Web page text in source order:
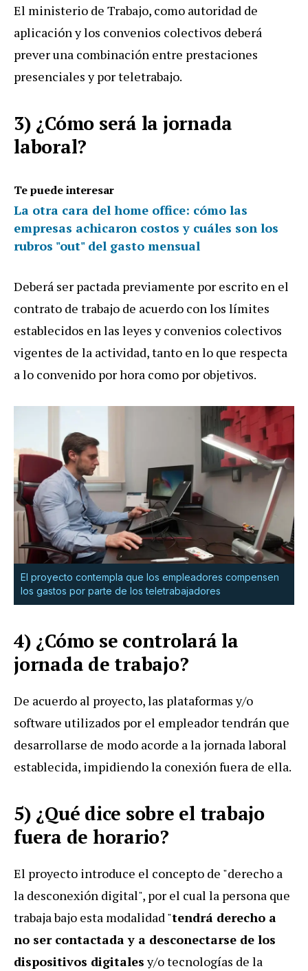
El ministerio de Trabajo, como autoridad de
aplicación y los convenios colectivos deberá
prever una combinación entre prestaciones
presenciales y por teletrabajo.
3) ¿Cómo será la jornada
laboral?
Te puede interesar
La otra cara del home office: cómo las
empresas achicaron costos y cuáles son los
rubros "out" del gasto mensual
Deberá ser pactada previamente por escrito en el
contrato de trabajo de acuerdo con los límites
establecidos en las leyes y convenios colectivos
vigentes de la actividad, tanto en lo que respecta
a lo convenido por hora como por objetivos.
El proyecto contempla que los empleadores compensen
los gastos por parte de los teletrabajadores
4) ¿Cómo se controlará la
jornada de trabajo?
De acuerdo al proyecto, las plataformas y/o
software utilizados por el empleador tendrán que
desarrollarse de modo acorde a la jornada laboral
establecida, impidiendo la conexión fuera de ella.
5) ¿Qué dice sobre el trabajo
fuera de horario?
El proyecto introduce el concepto de "derecho a
la desconexión digital", por el cual la persona que
trabaja bajo esta modalidad "tendrá derecho a
no ser contactada y a desconectarse de los
dispositivos digitalesy/o tecnologías de la